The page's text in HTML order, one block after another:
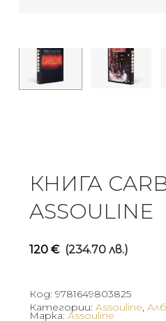
КНИГА
ASSOULINE
120 € (234.70 лв.)
Код: 9781649803825
Категории: Assouline,
Марка: Assouline